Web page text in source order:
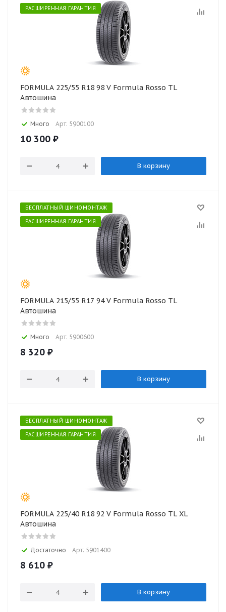
РАСШИРЕННАЯ ГАРАНТИЯ
FORMULA 225/55 R18 98 V Formula Rosso TL
Автошина
Много Арт: 5900100
10 300 ₽
В корзину
БЕСПЛАТНЫЙ ШИНОМОНТАЖ
РАСШИРЕННАЯ ГАРАНТИЯ
FORMULA 215/55 R17 94 V Formula Rosso TL
Автошина
Много Арт: 5900600
8 320 ₽
В корзину
БЕСПЛАТНЫЙ ШИНОМОНТАЖ
РАСШИРЕННАЯ ГАРАНТИЯ
FORMULA 225/40 R18 92 V Formula Rosso TL XL
Автошина
Достаточно Арт: 5901400
8 610 ₽
В корзину